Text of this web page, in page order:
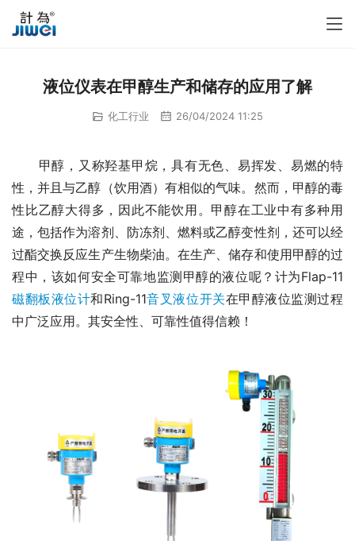
液位仪表在甲醇生产和储存的应用了解
化工行业 26/04/2024 11:25
甲醇，又称羟基甲烷，具有无色、易挥发、易燃的特
性，并且与乙醇（饮用酒）有相似的气味。然而，甲醇的毒
性比乙醇大得多，因此不能饮用。甲醇在工业中有多种用
途，包括作为溶剂、防冻剂、燃料或乙醇变性剂，还可以经
过酯交换反应生产生物柴油。在生产、储存和使用甲醇的过
程中，该如何安全可靠地监测甲醇的液位呢？计为Flap-11
磁翻板液位计和Ring-11音叉液位开关在甲醇液位监测过程
中广泛应用。其安全性、可靠性值得信赖！